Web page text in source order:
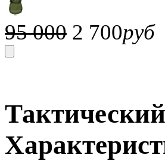
95 000 2 700руб